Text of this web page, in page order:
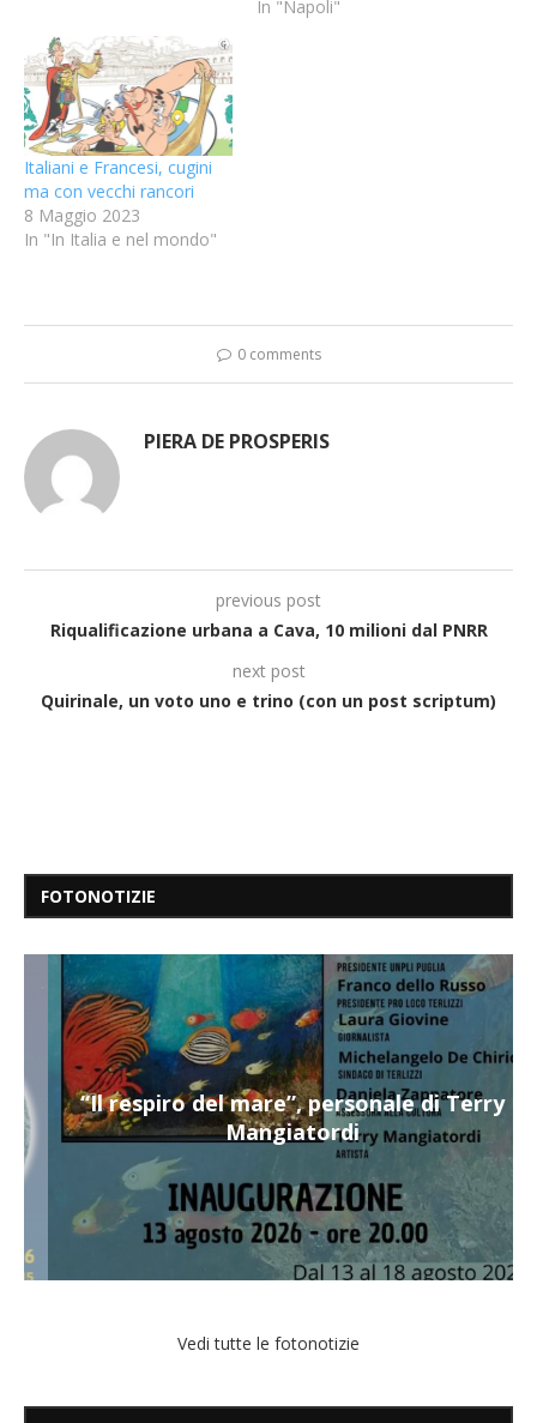
In "Napoli"
Italiani e Francesi, cugini
ma con vecchi rancori
8 Maggio 2023
In "In Italia e nel mondo"
0 comments
PIERA DE PROSPERIS
previous post
Riqualificazione urbana a Cava, 10 milioni dal PNRR
next post
Quirinale, un voto uno e trino (con un post scriptum)
FOTONOTIZIE
“Il respiro del mare”, personale di Terry
Mangiatordi
Vedi tutte le fotonotizie